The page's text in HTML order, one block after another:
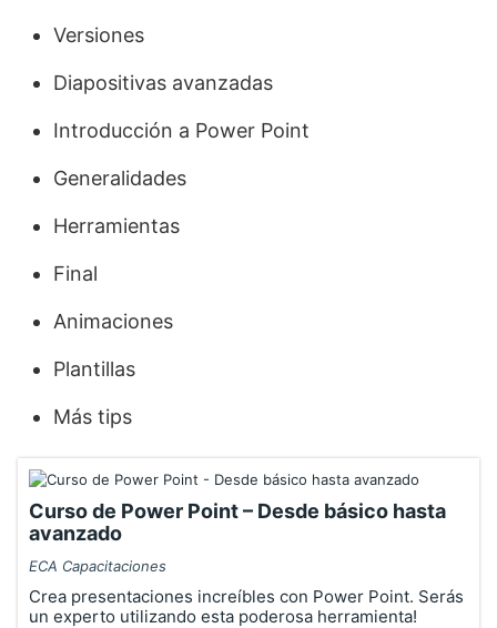
Versiones
Diapositivas avanzadas
Introducción a Power Point
Generalidades
Herramientas
Final
Animaciones
Plantillas
Más tips
Curso de Power Point – Desde básico hasta
avanzado
ECA Capacitaciones
Crea presentaciones increíbles con Power Point. Serás
un experto utilizando esta poderosa herramienta!